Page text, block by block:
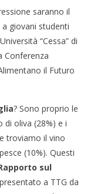
saranno il
giovani studenti
“Cessa” di
Conferenza
il Futuro
? Sono proprio le
di oliva (28%) e i
troviamo il vino
(10%). Questi
sul
a TTG da